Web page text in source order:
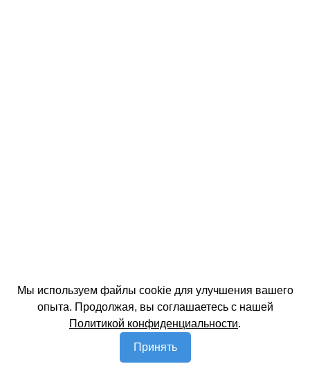
Мы используем файлы cookie для улучшения вашего
опыта. Продолжая, вы соглашаетесь с нашей
Политикой конфиденциальности.
Принять